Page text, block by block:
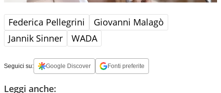
Federica Pellegrini
Giovanni Malagò
Jannik Sinner
WADA
Seguici su: Google Discover Fonti preferite
Leggi anche: